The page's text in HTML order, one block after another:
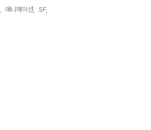
애니메이션,
SF,